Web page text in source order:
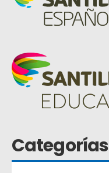
Categorías